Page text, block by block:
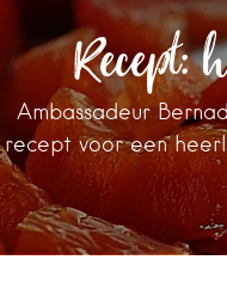
Recept:
Ambassadeur
recept voor een